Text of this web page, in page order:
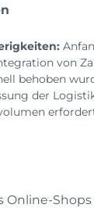
von
behoben
der
Online-